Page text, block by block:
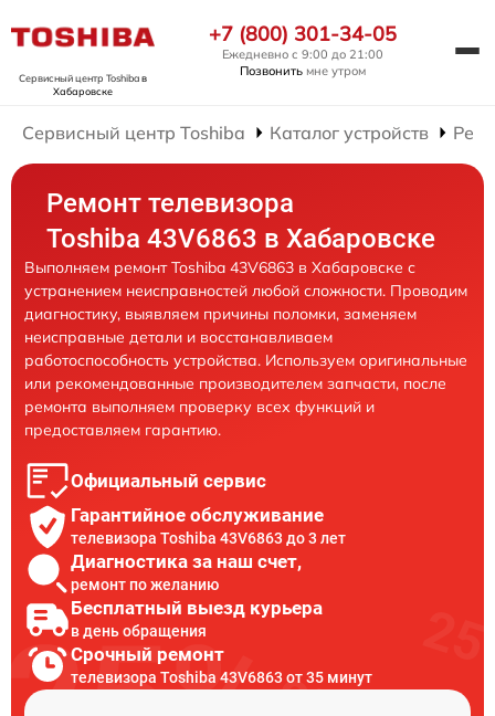
Сервисный центр Toshibaв
Хабаровске
+7 (800) 301-34-05
Ежедневно с 9:00 до 21:00
Позвонить мне утром
Сервисный центр Toshiba Каталог устройств
Ремонт телевизора
Toshiba 43V6863 в Хабаровске
Выполняем ремонт Toshiba 43V6863 в Хабаровске с
устранением неисправностей любой сложности. Проводим
диагностику, выявляем причины поломки, заменяем
неисправные детали и восстанавливаем
работоспособность устройства. Используем оригинальные
или рекомендованные производителем запчасти, после
ремонта выполняем проверку всех функций и
предоставляем гарантию.
Официальный сервис
Гарантийное обслуживание
телевизора Toshiba 43V6863 до 3 лет
Диагностика за наш счет,
ремонт по желанию
Бесплатный выезд курьера
в день обращения
Срочный ремонт
телевизора Toshiba 43V6863 от 35 минут